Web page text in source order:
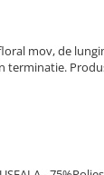
mov, de
terminatie.